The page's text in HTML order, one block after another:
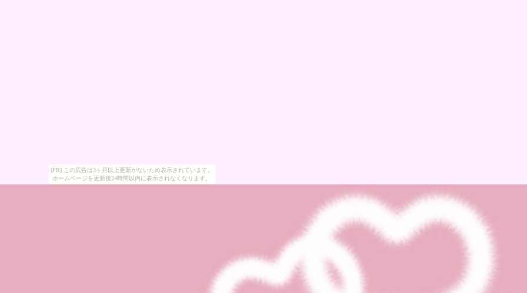
[PR] この広告は3ヶ月以上更新がないため表示されています。
ホームページを更新後24時間以内に表示されなくなります。